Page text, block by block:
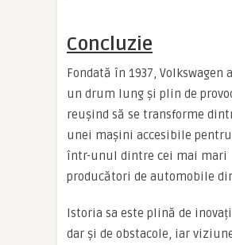
Concluzie
Fondată în 1937, Volkswagen
un drum lung și plin de
reușind să se transforme
unei mașini accesibile
într-unul dintre cei mai mari
producători de automobile
Istoria sa este plină de
dar și de obstacole, iar